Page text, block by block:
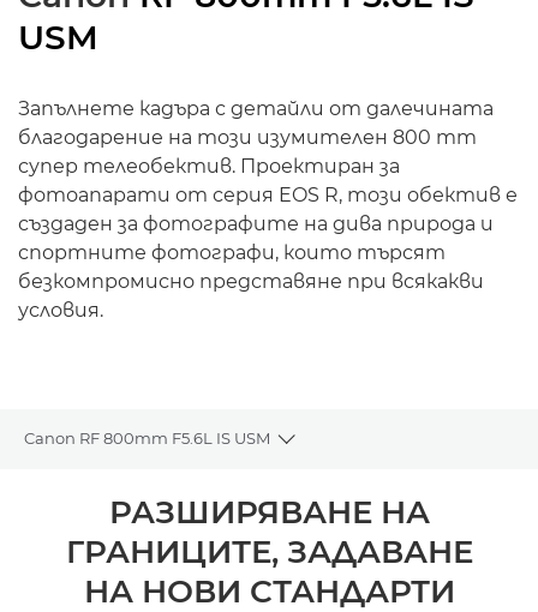
USM
Запълнете кадъра с детайли от далечината
благодарение на този изумителен 800 mm
супер телеобектив. Проектиран за
фотоапарати от серия EOS R, този обектив е
създаден за фотографите на дива природа и
спортните фотографи, които търсят
безкомпромисно представяне при всякакви
условия.
Canon RF 800mm F5.6L IS USM
Toggle breadcrumbs
Спецификации
РАЗШИРЯВАНЕ НА
ГРАНИЦИТЕ, ЗАДАВАНЕ
НА НОВИ СТАНДАРТИ